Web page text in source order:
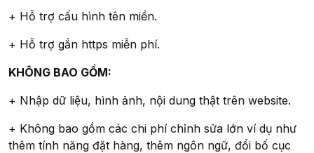
+ Hỗ trợ cấu hình tên miền.
+ Hỗ trợ gắn https miễn phí.
KHÔNG BAO GỒM:
+ Nhập dữ liệu, hình ảnh, nội dung thật trên website.
+ Không bao gồm các chi phí chỉnh sửa lớn ví dụ như
thêm tính năng đặt hàng, thêm ngôn ngữ, đổi bố cục